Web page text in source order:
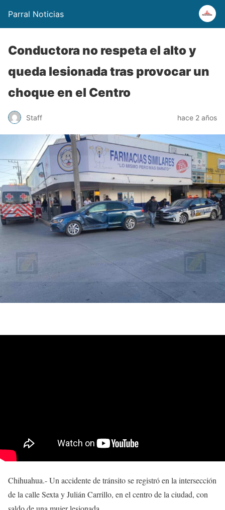
Parral Noticias
Conductora no respeta el alto y
queda lesionada tras provocar un
choque en el Centro
Staff hace 2 años
Chihuahua.- Un accidente de tránsito se registró en la intersección
de la calle Sexta y Julián Carrillo, en el centro de la ciudad, con